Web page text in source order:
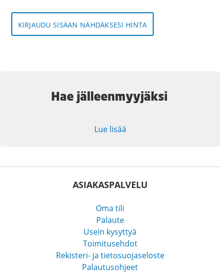
KIRJAUDU SISÄÄN NÄHDÄKSESI HINTA
Hae jälleenmyyjäksi
Lue lisää
ASIAKASPALVELU
Oma tili
Palaute
Usein kysyttyä
Toimitusehdot
Rekisteri- ja tietosuojaseloste
Palautusohjeet